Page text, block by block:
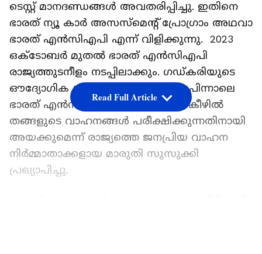
ടെസ്റ്റ് മാനദണ്ഡങ്ങൾ അവതരിപ്പിച്ചു. ഇതിനെ
ഭാരത് ന്യൂ കാർ അസസ്‌മെന്റ് പ്രോഗ്രാം അഥവാ
ഭാരത് എൻസിഎപി എന്ന് വിളിക്കുന്നു. 2023
ഒക്‌ടോബർ മുതൽ ഭാരത് എൻസിഎപി
രാജ്യത്തുടനീളം നടപ്പിലാക്കും. ഗഡ്‍കരിയുടെ
ഔദ്യോഗിക പ്രഖ്യാപനത്തിന് തൊട്ടുപിന്നാലെ
ഭാരത് എൻസിഎപി ക്രാഷ് ടെസ്റ്റിന് കീഴിൽ
തങ്ങളുടെ വാഹനങ്ങൾ പരീക്ഷിക്കുന്നതിനായി
അയക്കുമെന്ന് രാജ്യത്തെ ജനപ്രിയ വാഹന
നിര്‍മ്മാതാക്കളായ മാരുതി സുസുക്കി
പ്രഖ്യാപിച്ചു.
Read Full Article